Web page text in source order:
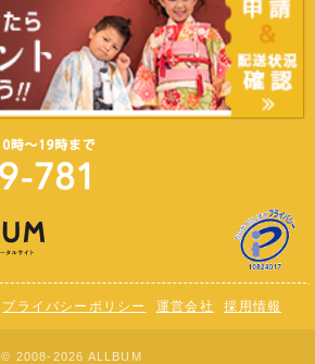
プライバシーポリシー 運営会社 採用情報
© 2008-2026 ALLBUM